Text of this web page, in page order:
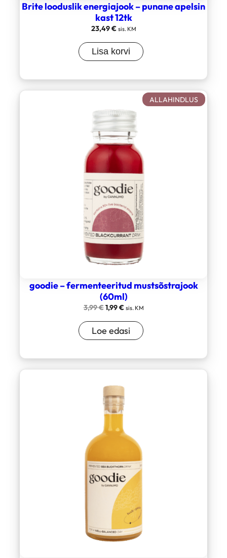
Brite looduslik energiajook – punane apelsin
kast 12tk
23,49€ sis. KM
Lisa korvi
ALLAHINDLUS
goodie – fermenteeritud mustsõstrajook
(60ml)
3,99€Algne
oli:
3,99 €.
1,99€Current
is:
1,99 €.
sis. KM
Loe edasi